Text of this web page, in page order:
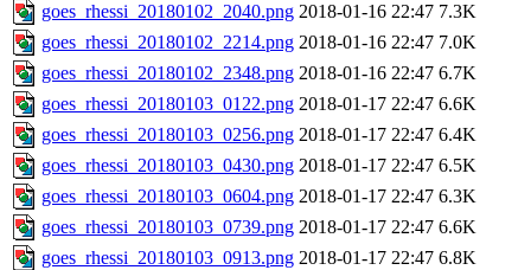
goes_rhessi_20180102_2040.png 2018-01-16 22:47 7.3K
goes_rhessi_20180102_2214.png 2018-01-16 22:47 7.0K
goes_rhessi_20180102_2348.png 2018-01-16 22:47 6.7K
goes_rhessi_20180103_0122.png 2018-01-17 22:47 6.6K
goes_rhessi_20180103_0256.png 2018-01-17 22:47 6.4K
goes_rhessi_20180103_0430.png 2018-01-17 22:47 6.5K
goes_rhessi_20180103_0604.png 2018-01-17 22:47 6.3K
goes_rhessi_20180103_0739.png 2018-01-17 22:47 6.6K
goes_rhessi_20180103_0913.png 2018-01-17 22:47 6.8K